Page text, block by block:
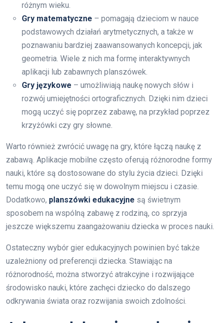
różnym wieku.
Gry matematyczne – pomagają dzieciom w nauce
podstawowych działań arytmetycznych, a także w
poznawaniu bardziej zaawansowanych koncepcji, jak
geometria. Wiele z nich ma formę interaktywnych
aplikacji lub zabawnych planszówek.
Gry językowe – umożliwiają naukę nowych słów i
rozwój umiejętności ortograficznych. Dzięki nim dzieci
mogą uczyć się poprzez zabawę, na przykład poprzez
krzyżówki czy gry słowne.
Warto również zwrócić uwagę na gry, które łączą naukę z
zabawą. Aplikacje mobilne często oferują różnorodne formy
nauki, które są dostosowane do stylu życia dzieci. Dzięki
temu mogą one uczyć się w dowolnym miejscu i czasie.
Dodatkowo, planszówki edukacyjne są świetnym
sposobem na wspólną zabawę z rodziną, co sprzyja
jeszcze większemu zaangażowaniu dziecka w proces nauki.
Ostateczny wybór gier edukacyjnych powinien być także
uzależniony od preferencji dziecka. Stawiając na
różnorodność, można stworzyć atrakcyjne i rozwijające
środowisko nauki, które zachęci dziecko do dalszego
odkrywania świata oraz rozwijania swoich zdolności.